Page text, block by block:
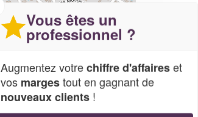
Vous êtes un
professionnel ?
Augmentez votrechiffre d'affaireset
vos margestout en gagnant de
nouveaux clients !